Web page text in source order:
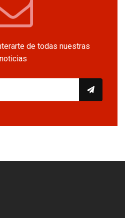
de todas nuestras
noticias